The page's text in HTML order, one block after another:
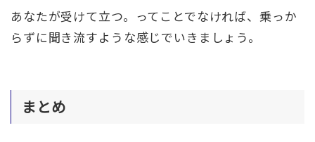
あなたが受けて立つ。ってことでなければ、乗っか
らずに聞き流すような感じでいきましょう。
まとめ